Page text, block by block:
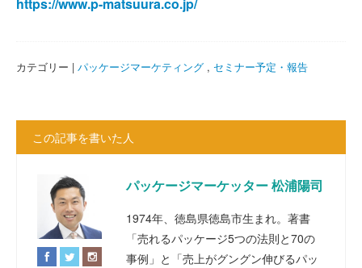
カテゴリー | パッケージマーケティング , セミナー予定・報告
この記事を書いた人
パッケージマーケッター 松浦陽司
1974年、徳島県徳島市生まれ。著書
「売れるパッケージ5つの法則と70の
事例」と「売上がグングン伸びるパッ